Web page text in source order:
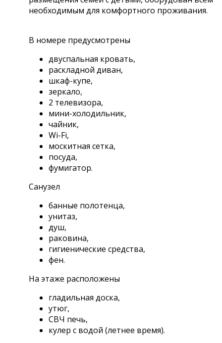
необходимым для комфортного проживания.
В номере предусмотрены
двуспальная кровать,
раскладной диван,
шкаф-купе,
зеркало,
2 телевизора,
мини-холодильник,
чайник,
Wi-Fi,
москитная сетка,
посуда,
фумигатор.
Санузел
банные полотенца,
унитаз,
душ,
раковина,
гигиенические средства,
фен.
На этаже расположены
гладильная доска,
утюг,
СВЧ печь,
кулер с водой (летнее время).